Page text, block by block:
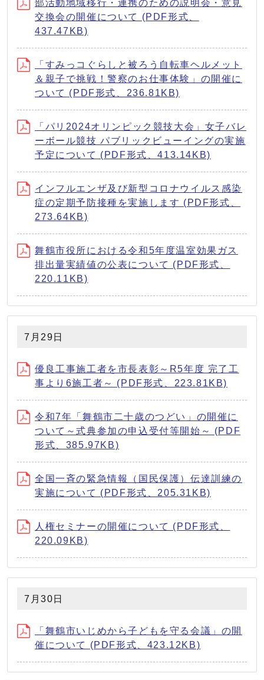
部活動地域移行・連携のための説明会・意見
交換会の開催について (PDF形式、
437.47KB)
「すみっコぐらしと被ろう自転車ヘルメット
＆親子で挑戦！警察のお仕事体験」の開催に
ついて (PDF形式、236.81KB)
「パリ2024オリンピック競技大会」女子バレ
ーボール競技 パブリックビューイングの実施
予定について (PDF形式、413.14KB)
インフルエンザ及び新型コロナウイルス感染
症の定期予防接種を実施します (PDF形式、
273.64KB)
舞鶴市役所における令和5年度温室効果ガス
排出量実績値の公表について (PDF形式、
220.11KB)
7月29日
優良工事施工者を市長表彰～R5年度 完了工
事より6施工者～ (PDF形式、223.81KB)
令和7年「舞鶴市二十歳のつどい」の開催に
ついて～式典参加の申込受付等開始～ (PDF
形式、385.97KB)
全国一斉の緊急情報（国民保護）伝達訓練の
実施について (PDF形式、205.31KB)
人権セミナーの開催について (PDF形式、
220.09KB)
7月30日
「舞鶴市いじめから子どもを守る会議」の開
催について (PDF形式、423.12KB)